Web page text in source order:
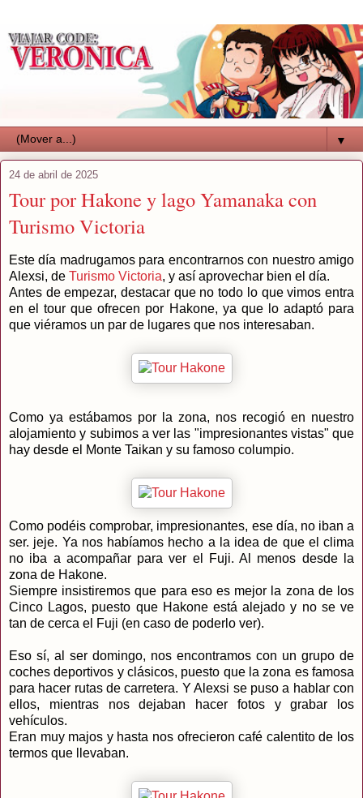
▼
24 de abril de 2025
Tour por Hakone y lago Yamanaka con
Turismo Victoria
Este día madrugamos para encontrarnos con nuestro amigo
Alexsi, de Turismo Victoria, y así aprovechar bien el día.
Antes de empezar, destacar que no todo lo que vimos entra
en el tour que ofrecen por Hakone, ya que lo adaptó para
que viéramos un par de lugares que nos interesaban.
Como ya estábamos por la zona, nos recogió en nuestro
alojamiento y subimos a ver las "impresionantes vistas" que
hay desde el Monte Taikan y su famoso columpio.
Como podéis comprobar, impresionantes, ese día, no iban a
ser. jeje. Ya nos habíamos hecho a la idea de que el clima
no iba a acompañar para ver el Fuji. Al menos desde la
zona de Hakone.
Siempre insistiremos que para eso es mejor la zona de los
Cinco Lagos, puesto que Hakone está alejado y no se ve
tan de cerca el Fuji (en caso de poderlo ver).
Eso sí, al ser domingo, nos encontramos con un grupo de
coches deportivos y clásicos, puesto que la zona es famosa
para hacer rutas de carretera. Y Alexsi se puso a hablar con
ellos, mientras nos dejaban hacer fotos y grabar los
vehículos.
Eran muy majos y hasta nos ofrecieron café calentito de los
termos que llevaban.